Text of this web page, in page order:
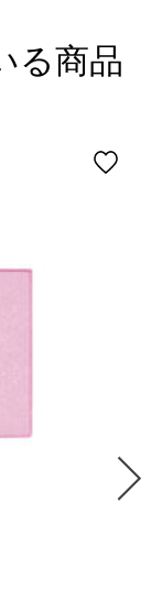
る商品